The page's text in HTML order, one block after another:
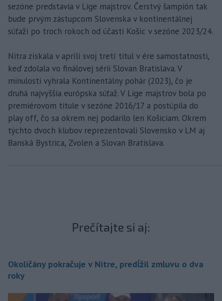
sezóne predstavia v Lige majstrov. Čerstvý šampión tak
bude prvým zástupcom Slovenska v kontinentálnej
súťaži po troch rokoch od účasti Košíc v sezóne 2023/24.
Nitra získala v apríli svoj tretí titul v ére samostatnosti,
keď zdolala vo finálovej sérii Slovan Bratislava. V
minulosti vyhrala Kontinentálny pohár (2023), čo je
druhá najvyššia európska súťaž. V Lige majstrov bola po
premiérovom titule v sezóne 2016/17 a postúpila do
play off, čo sa okrem nej podarilo len Košiciam. Okrem
týchto dvoch klubov reprezentovali Slovensko v LM aj
Banská Bystrica, Zvolen a Slovan Bratislava.
Prečítajte si aj:
Okoličány pokračuje v Nitre, predĺžil zmluvu o dva
roky